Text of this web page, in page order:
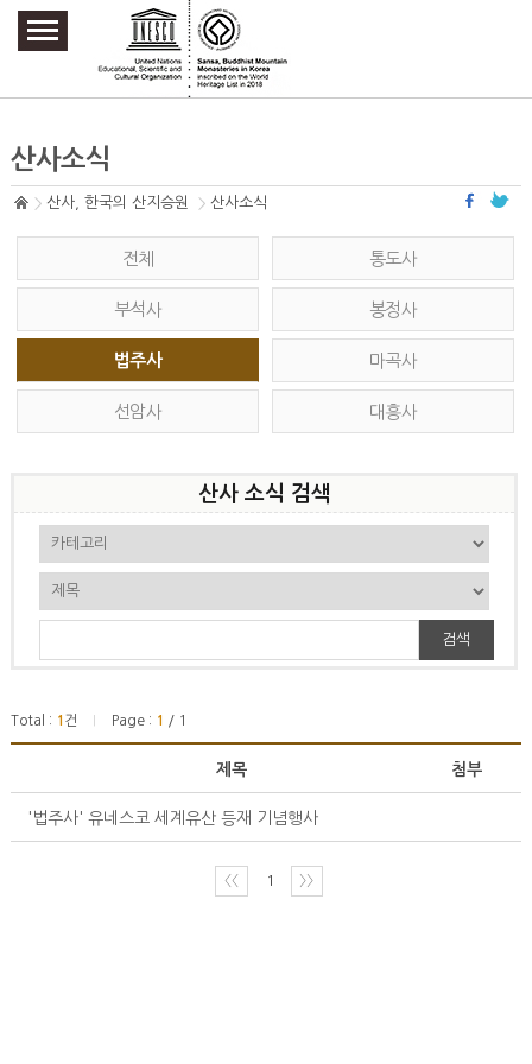
주요메뉴 바로가기
본문 바로가기
하단메뉴 바로가기
산사소식
산사, 한국의 산지승원 산사소식
전체 통도사
부석사 봉정사
법주사 마곡사
선암사 대흥사
산사 소식 검색
검색
Total : 1 건 Page : 1 / 1
제목 첨부
'법주사' 유네스코 세계유산 등재 기념행사
〈〈 1 〉〉